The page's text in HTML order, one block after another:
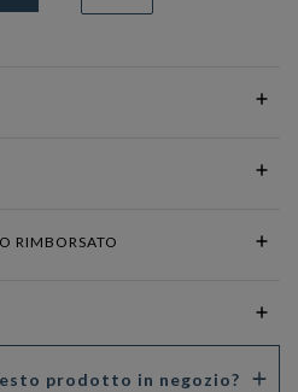
RIMBORSATO
prodotto in negozio?